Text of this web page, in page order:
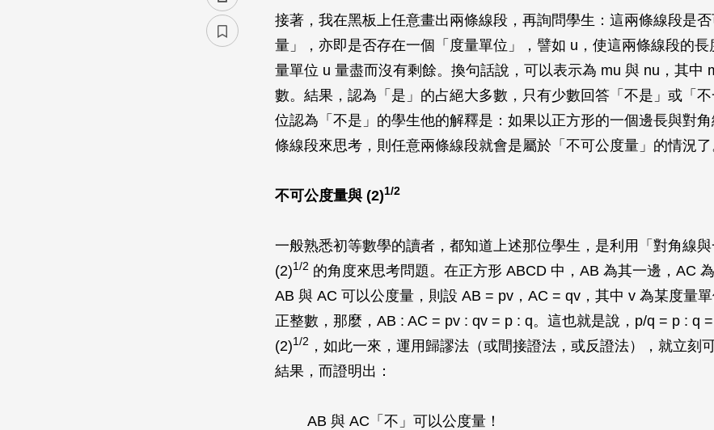
接著，我在黑板上任意畫出兩條線段，再詢問學生：這兩條線段是
量」，亦即是否存在一個「度量單位」，譬如 u ，使這兩條線段的
量單位 u 量盡而沒有剩餘。換句話說，可以表示為 mu 與 nu ，其中
數。結果，認為「是」的占絕大多數，只有少數回答「不是」或「
位認為「不是」的學生他的解釋是：如果以正方形的一個邊長與對
條線段來思考，則任意兩條線段就會是屬於「不可公度量」的情況了
不可公度量與 (2)1/2
一般熟悉初等數學的讀者，都知道上述那位學生，是利用「對角線
(2)1/2 的角度來思考問題。在正方形 ABCD 中， AB 為其一邊， AC
AB 與 AC 可以公度量，則設 AB = pv ， AC = qv ，其中 v 為某度量單
正整數，那麼， AB : AC = pv : qv = p : q。這也就是說， p/q = p : q
(2)1/2 ，如此一來，運用歸謬法（或間接證法，或反證法），就立刻
結果，而證明出：
AB 與 AC 「不」可以公度量！